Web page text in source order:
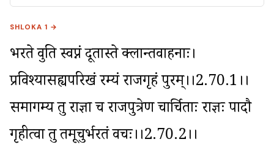
SHLOKA 1 →
भरते ब्रुवति स्वप्नं दूतास्ते क्लान्तवाहनाः।
प्रविश्यासह्यपरिखं रम्यं राजगृहं पुरम्।।2.70.1।।
समागम्य तु राज्ञा च राजपुत्रेण चार्चिताः राज्ञः पादौ
गृहीत्वा तु तमूचुर्भरतं वचः।।2.70.2।।